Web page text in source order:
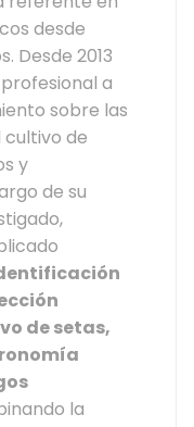
desde
Desde 2013
a
sobre las
cultivo de
y
de su
de setas,
la